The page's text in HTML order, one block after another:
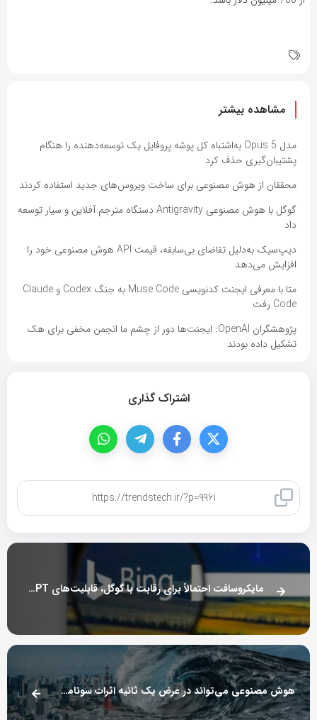
مشاهده بیشتر
مدل Opus 5 به‌اشتباه کل پوشه پروفایل یک توسعه‌دهنده را هنگام
پشتیبان‌گیری حذف کرد
محققان از هوش مصنوعی برای ساخت ویروس‌های جدید استفاده کردند
گوگل با هوش مصنوعی Antigravity دستگاه مترجم آفلاین و سیار توسعه
داد
دیپ‌سیک به‌دلیل تقاضای بی‌سابقه، قیمت API هوش مصنوعی خود را
افزایش می‌دهد
متا با معرفی ایجنت کدنویسی Muse Code به جنگ Codex و Claude
Code رفت
پژوهشگران OpenAI: ایجنت‌ها دور از چشم ما انجمن مخفی برای هک
تشکیل داده بودند
اشتراک گذاری
مایکروسافت احتمالاً برای رقابت با گوگل، قابلیت‌های ChatGPT را به بینگ می‌آورد
هوش مصنوعی می‌تواند در عرض یک ثانیه اثرات سونامی‌های مرگبار را پیش‌بینی کند